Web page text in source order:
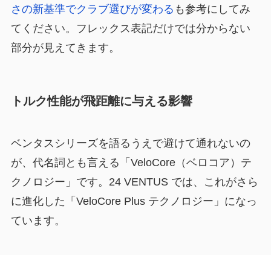
さの新基準でクラブ選びが変わる も参考にしてみ
てください。フレックス表記だけでは分からない
部分が見えてきます。
トルク性能が飛距離に与える影響
ベンタスシリーズを語るうえで避けて通れないの
が、代名詞とも言える「VeloCore（ベロコア）テ
クノロジー」です。24 VENTUS では、これがさら
に進化した「VeloCore Plus テクノロジー」になっ
ています。